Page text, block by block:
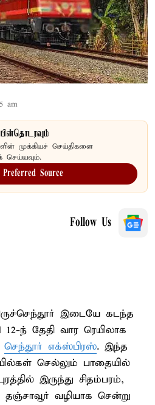
am
முக்கியச் செய்திகளை
செய்யவும்.
Source
Follow Us
இடையே கடந்த
ந் தேதி வார ரெயிலாக
செந்தூர் எக்ஸ்பிரஸ். இந்த
செல்லும் பாதையில்
இருந்து சிதம்பரம்,
தஞ்சாவூர் வழியாக சென்று